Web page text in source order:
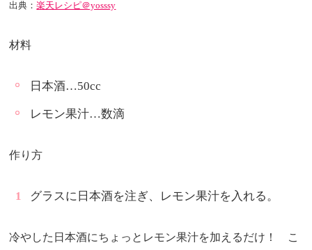
出典：楽天レシピ＠yosssy
材料
日本酒…50cc
レモン果汁…数滴
作り方
グラスに日本酒を注ぎ、レモン果汁を入れる。
冷やした日本酒にちょっとレモン果汁を加えるだけ！ こ